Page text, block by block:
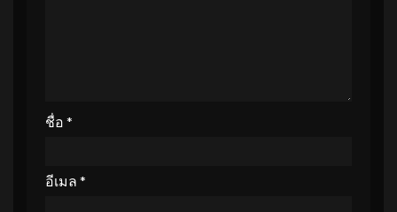
ชื่อ *
อีเมล *